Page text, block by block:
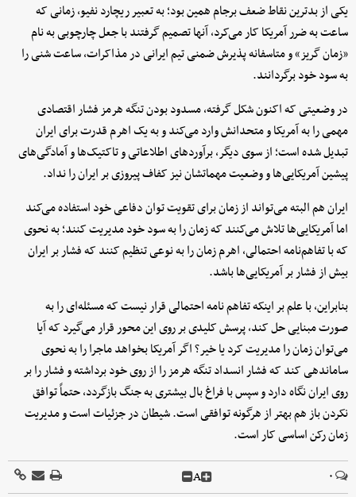
یکی از بدترین نقاط ضعف برجام همین بود؛ به تعبیر ریچارد نفیو، زمانی که
ساعت به ضرر آمریکا کار می‌کرد، آنها تصمیم گرفتند با جعل چارچوبی به نام
«زمان گریز» و متاسفانه پذیرش ضمنی تیم ایرانی در مذاکرات، ساعت شنی را
به سود خود برگردانند.
در وضعیتی که اکنون شکل گرفته، مسدود بودن تنگه هرمز فشار اقتصادی
مهمی را به آمریکا و متحدانش وارد می‌کند و به یک اهرم قدرت برای ایران
تبدیل شده است؛ از سوی دیگر، برآوردهای اطلاعاتی و تاکتیک‌ها و آمادگی‌های
پیشین آمریکایی‌ها و وضعیت مهماتشان نیز کفاف پیروزی بر ایران را نداد.
ایران هم البته می‌تواند از زمان برای تقویت توان دفاعی خود استفاده می‌کند
اما آمریکایی‌ها تلاش می‌کنند که زمان را به سود خود مدیریت کنند؛ به نحوی
که با تفاهم‌نامه احتمالی، اهرم زمان را به نوعی تنظیم کنند که فشار بر ایران
بیش از فشار بر آمریکایی‌ها باشد.
بنابراین، با علم بر اینکه تفاهم نامه احتمالی قرار نیست که مسئله‌ای را به
صورت مبنایی حل کند، پرسش کلیدی بر روی این محور قرار می‌گیرد که آیا
می‌توان زمان را مدیریت کرد یا خیر؟ اگر آمریکا بخواهد ماجرا را به نحوی
ساماندهی کند که فشار انسداد تنگه هرمز را از روی خود برداشته و فشار را بر
روی ایران نگاه دارد و سپس با فراغ‌ بال بیشتری به جنگ بازگردد، حتماً توافق
نکردن باز هم بهتر از هرگونه توافقی است. شیطان در جزئیات است و مدیریت
زمان رکن اساسی کار است.
۰ A